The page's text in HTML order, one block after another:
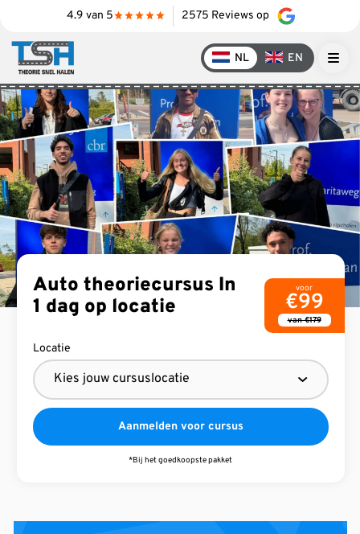
o
c
o
n
t
e
n
t
4.9 2575 Reviews op
NL EN
Auto theoriecursus In
1 dag op locatie
Locatie
Aanmelden voor cursus
*Bij het goedkoopste pakket
voor
€99
van €179